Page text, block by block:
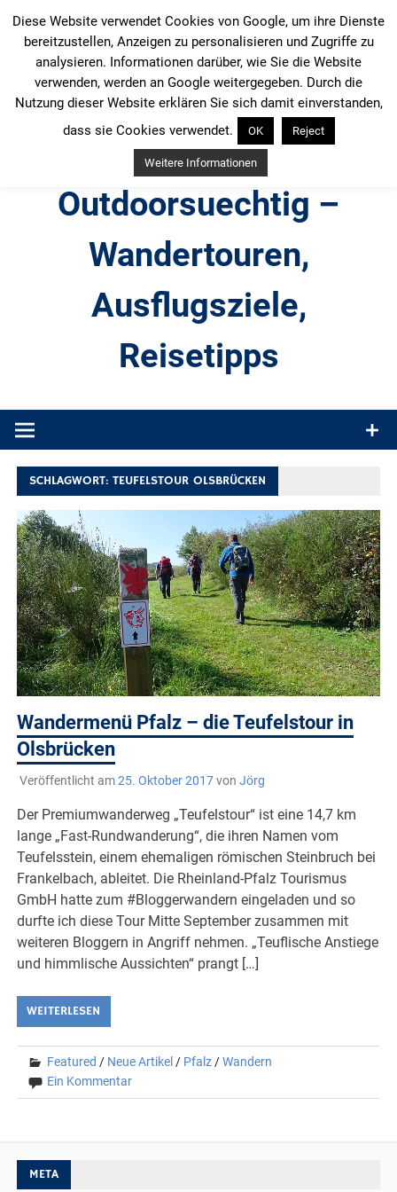
Inhalt
springen
Outdoorsuechtig –
Wandertouren,
Ausflugsziele,
Reisetipps
Produkttests und Buchrezensionen. Ein Blog für alle, die gern
SCHLAGWORT:TEUFELSTOUR OLSBRÜCKEN
Wandermenü Pfalz – die Teufelstour in
Olsbrücken
Veröffentlicht am25. Oktober 2017von Jörg
Der Premiumwanderweg „Teufelstour“ ist eine 14,7 km
lange „Fast-Rundwanderung“, die ihren Namen vom
Teufelsstein, einem ehemaligen römischen Steinbruch bei
Frankelbach, ableitet. Die Rheinland-Pfalz Tourismus
GmbH hatte zum #Bloggerwandern eingeladen und so
durfte ich diese Tour Mitte September zusammen mit
weiteren Bloggern in Angriff nehmen. „Teuflische Anstiege
und himmlische Aussichten“ prangt […]
WEITERLESEN
Featured / Neue Artikel / Pfalz /Wandern
Ein Kommentar
META
Diese Website verwendet Cookies von Google, um ihre Dienste
bereitzustellen, Anzeigen zu personalisieren und Zugriffe zu
analysieren. Informationen darüber, wie Sie die Website
verwenden, werden an Google weitergegeben. Durch die
Nutzung dieser Website erklären Sie sich damit einverstanden,
dass sie Cookies verwendet.
OK Reject
Weitere Informationen